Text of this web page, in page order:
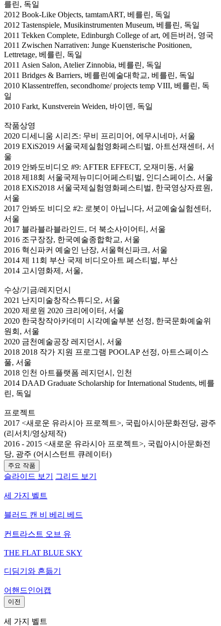
를린, 독일
2012 Book-Like Objects, tamtamART, 베를린, 독일
2012 Tastenspiele, Musikinstrumenten Museum, 베를린, 독일
2011 Tekken Complete, Edinburgh College of art, 에든버러, 영국
2011 Zwischen Narrativen: Junge Kuensterische Positionen,
Lettretage, 베를린, 독일
2011 Asien Salon, Atelier Zinnobia, 베를린, 독일
2011 Bridges & Barriers, 베를린예술대학교, 베를린, 독일
2010 Klassentreffen, secondhome/ projects temp VIII, 베를린, 독
일
2010 Farkt, Kunstverein Weiden, 바이덴, 독일
작품상영
2020 디세니움 시리즈: 무비 프리미어, 에무시네마, 서울
2019 EXiS2019 서울국제실험영화페스티벌, 아트선재센터, 서
울
2019 안봐도비디오 #9: AFTER EFFECT, 오재미동, 서울
2018 제18회 서울국제뉴미디어페스티벌, 인디스페이스, 서울
2018 EXiS2018 서울국제실험영화페스티벌, 한국영상자료원,
서울
2017 안봐도 비디오 #2: 로봇이 아닙니다, 서교예술실험센터,
서울
2017 블라블라블라인드, 더 북소사이어티, 서울
2016 조구장장, 한국예술종합학교, 서울
2016 혁신파커 예술인 난장, 서울혁신파크, 서울
2014 제 11회 부산 국제 비디오아트 페스티벌, 부산
2014 고시영화제, 서울,
수상/기금/레지던시
2021 난지미술창작스튜디오, 서울
2020 제로원 2020 크리에이터, 서울
2020 한국창작아카데미 시각예술부분 선정, 한국문화예술위
원회, 서울
2020 금천예술공장 레지던시, 서울
2018 2018 작가 지원 프로그램 POOLAP 선정, 아트스페이스
풀, 서울
2018 인천 아트플랫폼 레지던시, 인천
2014 DAAD Graduate Scholarship for International Students, 베를
린, 독일
프로젝트
2017 <새로운 유라시아 프로젝트>, 국립아시아문화전당, 광주
(리서치/영상제작)
2016 - 2015 <새로운 유라시아 프로젝트>, 국립아시아문화전
당, 광주 (어시스턴트 큐레이터)
주요 작품
슬라이드 보기 그리드 보기
세 가지 벨트
블러드 캔 비 베리 베드
컨트라스트 오브 유
THE FLAT BLUE SKY
디딤기와 흔듦기
어핸드인어캡
이전
세 가지 벨트